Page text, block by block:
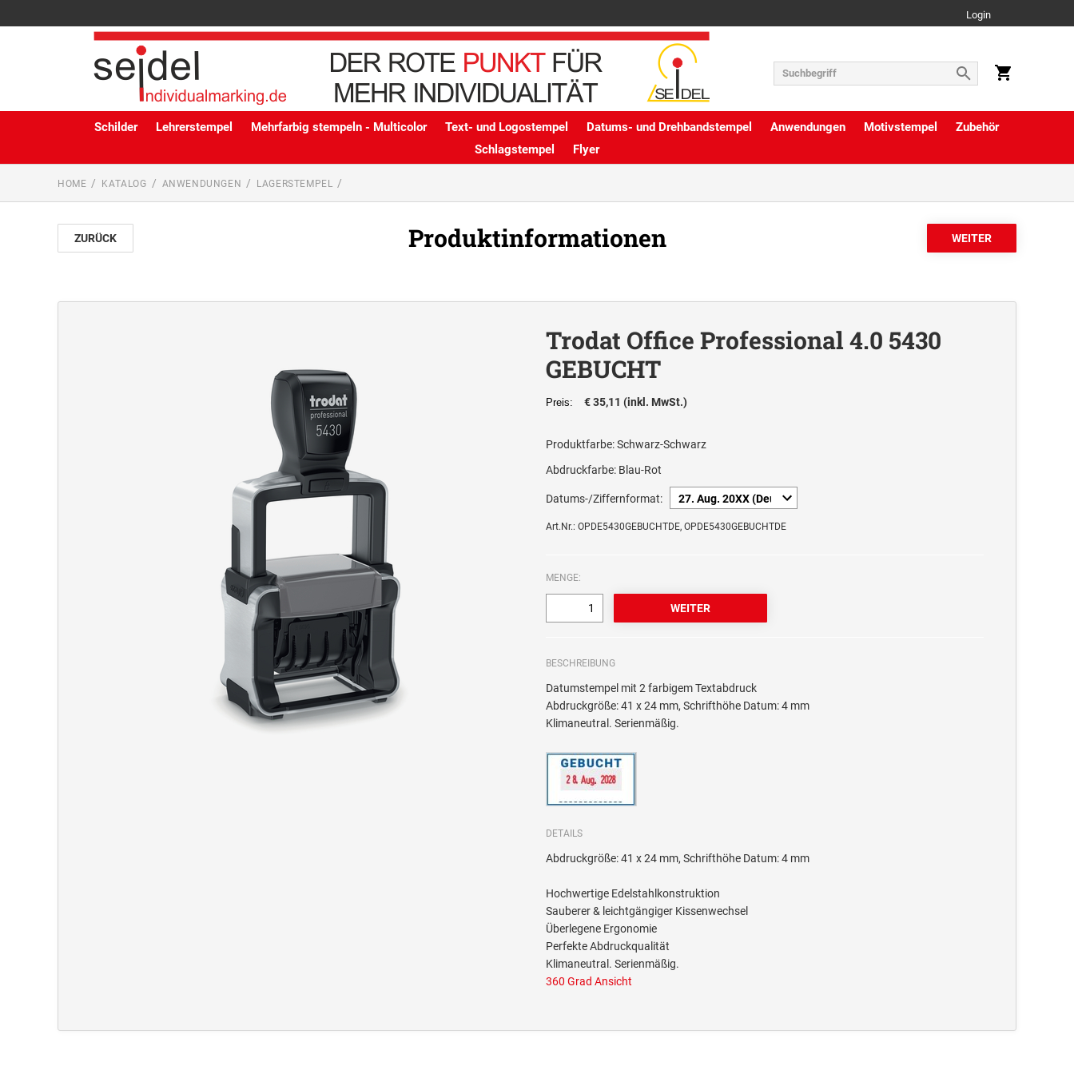
Login
Schilder Lehrerstempel Mehrfarbig stempeln - Multicolor Text- und Logostempel Datums- und Drehbandstempel Anwendungen Motivstempel
Zubehör
Schlagstempel
Flyer
HOME KATALOG ANWENDUNGEN LAGERSTEMPEL
ZURÜCK Produktinformationen
Trodat Office Professional 4.0 5430
GEBUCHT
Preis: € 35,11 (inkl. MwSt.)
Produktfarbe:Schwarz-Schwarz
Abdruckfarbe: Blau-Rot
Datums-/Ziffernformat:
Art.Nr.: OPDE5430GEBUCHTDE, OPDE5430GEBUCHTDE
MENGE:
BESCHREIBUNG
Datumstempel mit 2 farbigem Textabdruck
Abdruckgröße: 41 x 24 mm, Schrifthöhe Datum: 4 mm
Klimaneutral. Serienmäßig.
DETAILS
Abdruckgröße: 41 x 24 mm, Schrifthöhe Datum: 4 mm
Hochwertige Edelstahlkonstruktion
Sauberer & leichtgängiger Kissenwechsel
Überlegene Ergonomie
Perfekte Abdruckqualität
Klimaneutral. Serienmäßig.
360 Grad Ansicht